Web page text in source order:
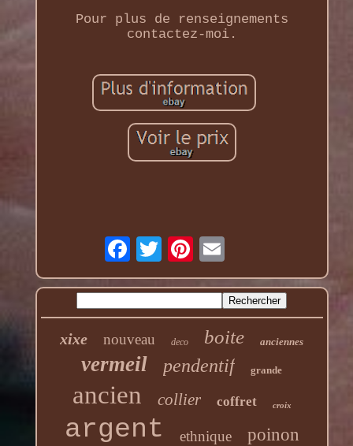
Pour plus de renseignements
contactez-moi.
xixe nouveau deco boite anciennes
vermeil pendentif grande
ancien collier coffret croix
argent ethnique poinon